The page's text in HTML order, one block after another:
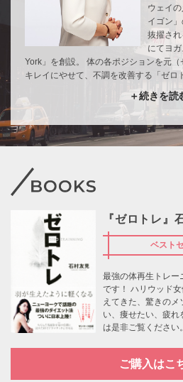
ウェイ
イゴン
抜擢さ
にてヨ
York」を創設。 体の各ポジションを元（
キレイにやせて、不調を改善する「ゼロ
トレ」）を考案すると、 その大きな効果
優、トップモデル、アスリート、アナウ
クティブなどがパーソナルトレーニング
ーヨークで大きな話題となる。講演、ワ
2018年5月サンマーク出版より『ゼロト
＋続きを読
『ゼロトレ』
ベスト
最強の体再生トレー
です！ ハリウッド
えてきた、驚きの
い、痩せたい、疲
は是非ご覧ください。
ご購入はこ